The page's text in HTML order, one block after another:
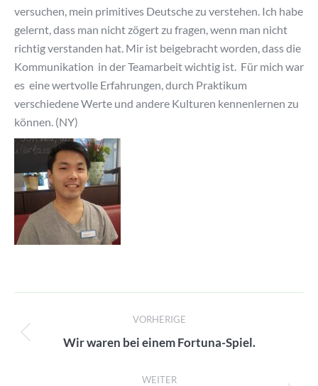
versuchen, mein primitives Deutsche zu verstehen. Ich habe
gelernt, dass man nicht zögert zu fragen, wenn man nicht
richtig verstanden hat. Mir ist beigebracht worden, dass die
Kommunikation in der Teamarbeit wichtig ist. Für mich war
es eine wertvolle Erfahrungen, durch Praktikum
verschiedene Werte und andere Kulturen kennenlernen zu
können. (NY)
VORHERIGE
Vorheriger
Wir waren bei einem Fortuna-Spiel.
WEITER